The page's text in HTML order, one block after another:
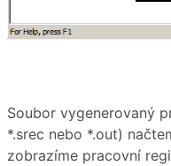
Soubor vygenerovaný
*.srec nebo *.out)
zobrazíme pracovní